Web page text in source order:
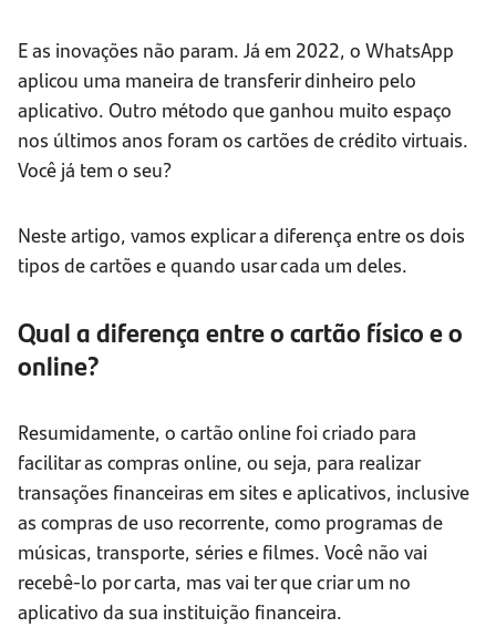
E as inovações não param. Já em 2022, o WhatsApp
aplicou uma maneira de transferir dinheiro pelo
aplicativo. Outro método que ganhou muito espaço
nos últimos anos foram os cartões de crédito virtuais.
Você já tem o seu?
Neste artigo, vamos explicar a diferença entre os dois
tipos de cartões e quando usar cada um deles.
Qual a diferença entre o cartão físico e o
online?
Resumidamente, o cartão online foi criado para
facilitar as compras online, ou seja, para realizar
transações financeiras em sites e aplicativos, inclusive
as compras de uso recorrente, como programas de
músicas, transporte, séries e filmes. Você não vai
recebê-lo por carta, mas vai ter que criar um no
aplicativo da sua instituição financeira.